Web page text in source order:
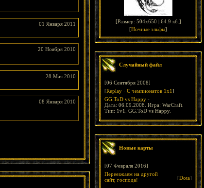
01 Января 2011
20 Ноября 2010
28 Мая 2010
08 Января 2010
[Размер: 504x650 | 64.9 кб. ]
[Ночные эльфы]
Случайный файл
[06 Сентября 2008]
[Replay · С чемпионатов 1х1]
GG.ToD vs Happy -
Дата: 06.09.2008. Игра: WarCraft.
Тип: 1v1. GG.ToD vs Happy.
Новые карты
[07 Февраля 2016]
Переезжаем на другой
сайт, господа!
[Dota]